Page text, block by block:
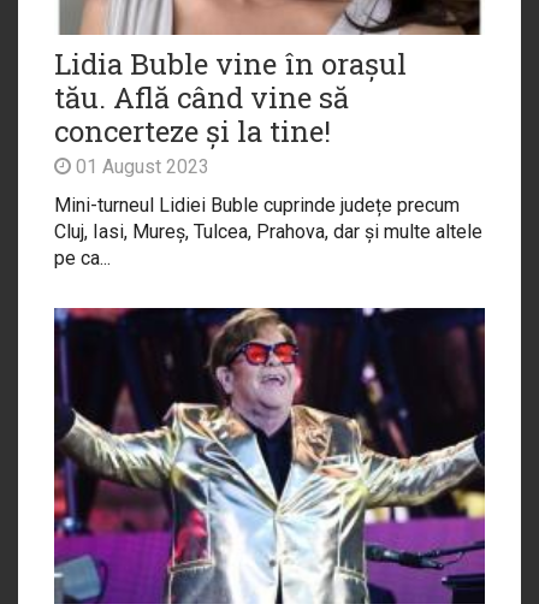
Lidia Buble vine în orașul
tău. Află când vine să
concerteze și la tine!
01 August 2023
Mini-turneul Lidiei Buble cuprinde județe precum
Cluj, Iasi, Mureș, Tulcea, Prahova, dar și multe altele
pe ca...